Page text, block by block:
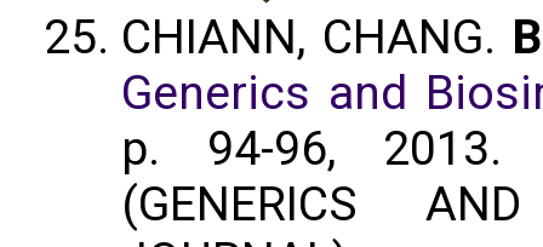
CHIANN, CHANG.
Generics and
p. 94-96,
(GENERICS